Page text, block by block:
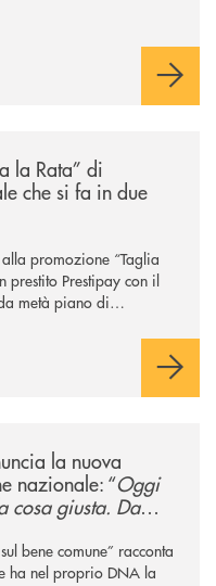
la Rata” di
che si fa in due
promozione “Taglia
prestito Prestipay con il
metà piano di
la nuova
nazionale: “Oggi
cosa giusta. Da
bene comune” racconta
ha nel proprio DNA la